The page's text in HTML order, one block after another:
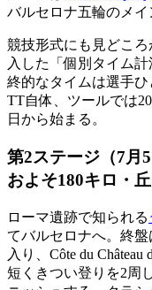
バルセロナ五輪のメイ
競技形式にも見どころ
入した「個別タイム
終的なタイムは選手
TT自体、ツールでは
日から始まる。
第2ステージ（7月
およそ180キロ・
ローマ遺跡で知られる
てバルセロナへ。終
入り、Côte du
短くきつい登りを2周